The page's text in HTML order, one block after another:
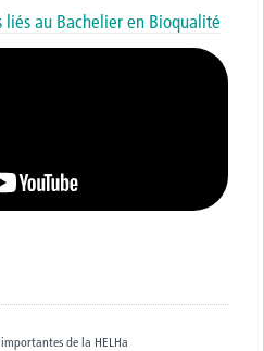
liés au Bachelier en Bioqualité
de la HELHa